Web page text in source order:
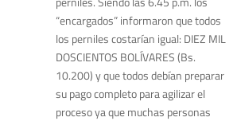
“encargados” informaron que todos
los perniles costarían igual: DIEZ MIL
DOSCIENTOS BOLÍVARES (Bs.
10.200) y que todos debían preparar
su pago completo para agilizar el
proceso ya que muchas personas